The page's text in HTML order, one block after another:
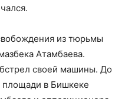
из тюрьмы
Атамбаева.
своей машины. До
площади в Бишкеке